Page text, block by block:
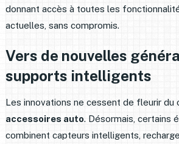
donnant accès à toutes les
actuelles, sans compromis.
Vers de nouvelles
supports intelligents
Les innovations ne cessent de fleurir du
accessoires auto. Désormais, certains
combinent capteurs intelligents,